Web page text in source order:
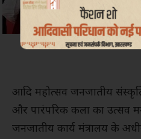
आदि महोत्सव जनजातीय
और पारंपरिक कला का उत्सव
जनजातीय कार्य मंत्रालय के